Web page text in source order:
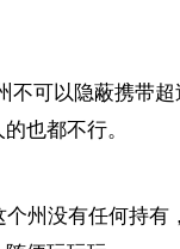
不可以隐蔽携带超
也都不行。
个州没有任何持有